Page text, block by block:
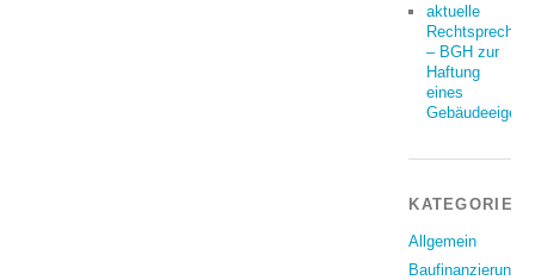
aktuelle
– BGH zur
Haftung
eines
KATEGORIEN
Allgemein
Baufinanzierung